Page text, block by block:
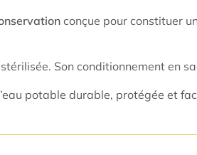
conçue pour constituer
Son conditionnement en
potable durable, protégée et